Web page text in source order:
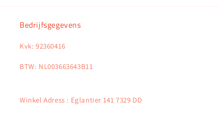
Bedrijfsgegevens
Kvk: 92360416
BTW: NL003663643B11
Winkel Adress : Eglantier 141 7329 DD